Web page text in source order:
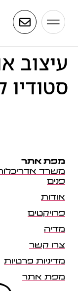
עיצוב
סטודיו
מפת אתר
משרד
פנים
אודות
פרויקטים
מדיה
צרו קשר
מדיניות פרטיות
מפת אתר